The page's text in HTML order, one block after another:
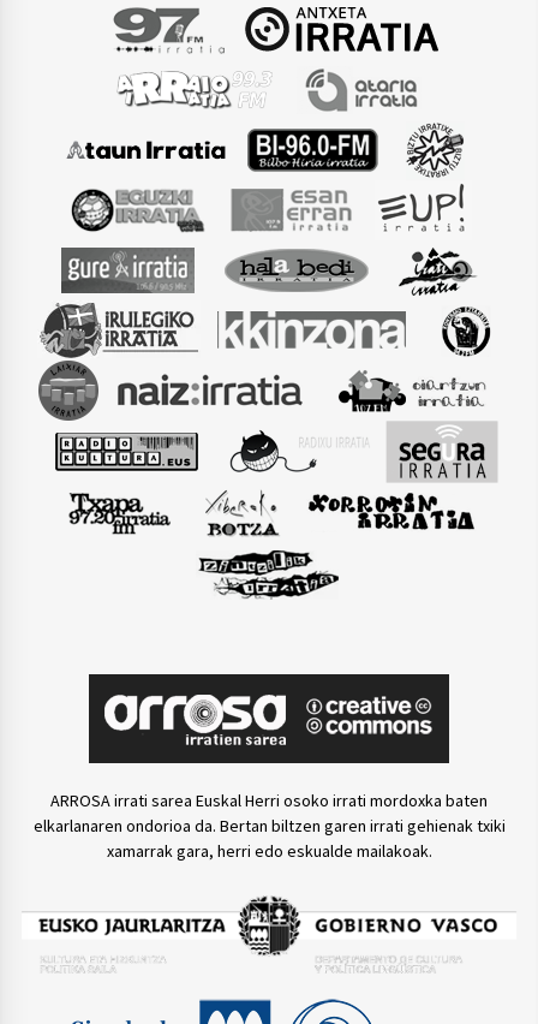
ARROSA irrati sarea Euskal Herri osoko irrati mordoxka baten
elkarlanaren ondorioa da. Bertan biltzen garen irrati gehienak txiki
xamarrak gara, herri edo eskualde mailakoak.